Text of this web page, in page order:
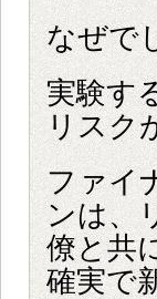
なぜで
実験す
リスク
ファイ
ンは、
僚と共
確実で